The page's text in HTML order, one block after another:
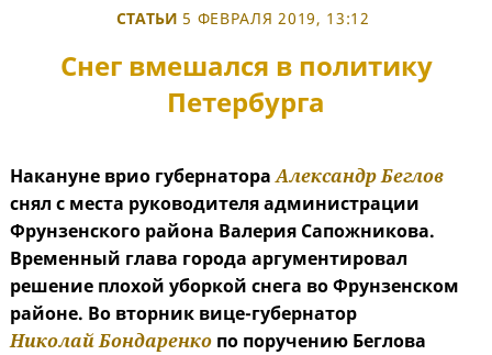
СТАТЬИ 5 ФЕВРАЛЯ 2019, 13:12
Снег вмешался в политику
Петербурга
Накануне врио губернатораАлександр Беглов
снял с места руководителя администрации
Фрунзенского района Валерия Сапожникова.
Временный глава города аргументировал
решение плохой уборкой снега во Фрунзенском
районе. Во вторник вице-губернатор
Николай Бондаренко по поручению Беглова